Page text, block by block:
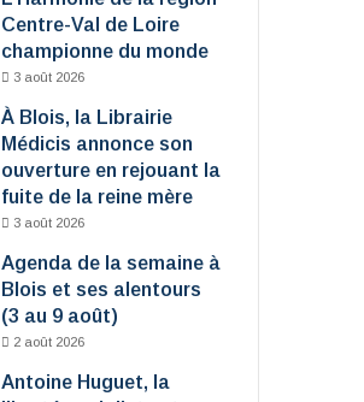
Centre-Val de Loire
championne du monde
3 août 2026
À Blois, la Librairie
Médicis annonce son
ouverture en rejouant la
fuite de la reine mère
3 août 2026
Agenda de la semaine à
Blois et ses alentours
(3 au 9 août)
2 août 2026
Antoine Huguet, la